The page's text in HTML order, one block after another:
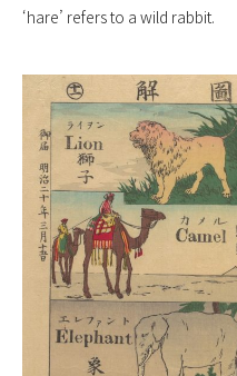
‘hare’ refers to a wild rabbit.